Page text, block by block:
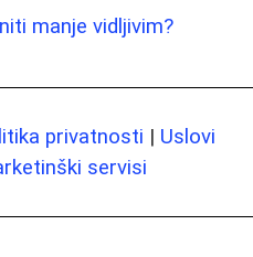
manje vidljivim?
privatnosti | Uslovi
servisi